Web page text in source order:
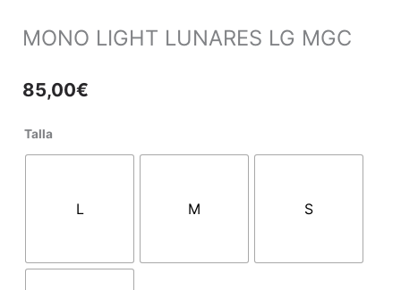
MONO LIGHT LUNARES LG MGC
85,00€
Talla
L M S
MONO